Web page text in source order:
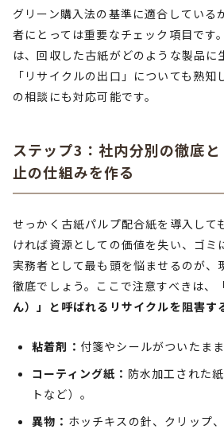
グリーン購入法の基準に適合している
者にとっては重要なチェック項目です
は、回収した古紙がどのような製品に
「リサイクルの出口」についても熟
の相談にも対応可能です。
ステップ3：社内分別の徹底
止の仕組みを作る
せっかく古紙パルプ配合紙を導入して
ければ資源としての価値を失い、ゴミ
実務者として最も頭を悩ませるのが、
徹底でしょう。ここで注意すべきは、
ん）」と呼ばれるリサイクルを阻害す
粘着剤： 付箋やシールがついたまま
コーティング紙： 防水加工された
トなど）。
異物： ホッチキスの針、クリップ